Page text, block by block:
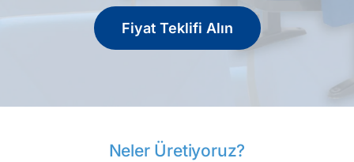
Fiyat Teklifi Alın
Neler Üretiyoruz?